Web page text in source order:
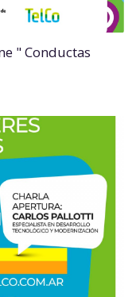
" Conductas